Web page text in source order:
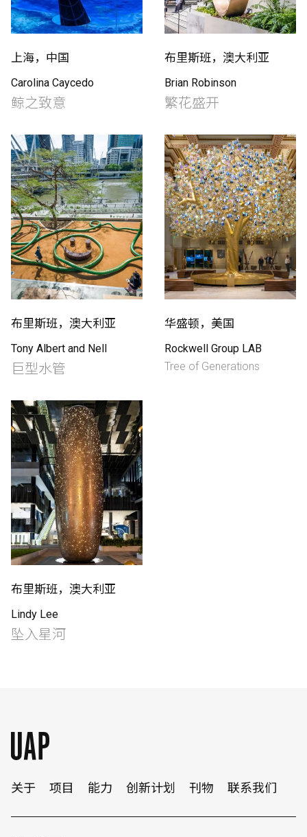
English 中文
上海，中国
Carolina Caycedo
鲸之致意
布里斯班，澳大利亚
Brian Robinson
繁花盛开
布里斯班，澳大利亚
Tony Albert and Nell
巨型水管
华盛顿，美国
Rockwell Group LAB
Tree of Generations
布里斯班，澳大利亚
Lindy Lee
坠入星河
关于 项目 能力 创新计划 刊物 联系我们